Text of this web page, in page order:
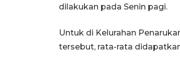
dilakukan pada Senin pagi.
Untuk di Kelurahan
tersebut, rata-rata